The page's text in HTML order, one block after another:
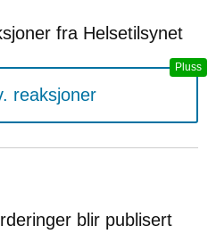
fra Helsetilsynet
reaksjoner
blir publisert